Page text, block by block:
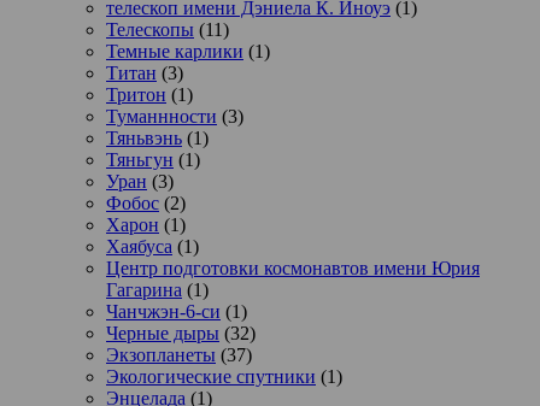
телескоп имени Дэниела К. Иноуэ (1)
Телескопы (11)
Темные карлики (1)
Титан (3)
Тритон (1)
Туманнности (3)
Тяньвэнь (1)
Тяньгун (1)
Уран (3)
Фобос (2)
Харон (1)
Хаябуса (1)
Центр подготовки космонавтов имени Юрия
Гагарина (1)
Чанчжэн-6-си (1)
Черные дыры (32)
Экзопланеты (37)
Экологические спутники (1)
Энцелада (1)